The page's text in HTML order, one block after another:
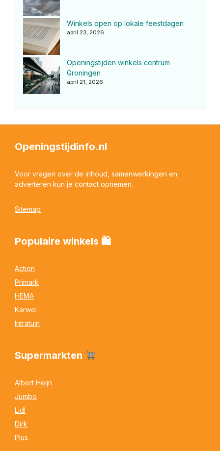
Winkels open op lokale feestdagen
april 23, 2026
Openingstijden winkels centrum
Groningen
april 21, 2026
Openingstijdinfo.nl
Voor vragen over de inhoud, samenwerkingen en
adverteren kun je contact opnemen.
Sitemap
Populaire winkels 🛍
Action
Primark
HEMA
Karwei
Intratuin
Supermarkten
Albert Heijn
Jumbo
Lidl
Dirk
Plus